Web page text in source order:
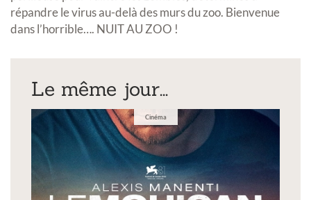
répandre le virus au-delà des murs du zoo. Bienvenue
dans l’horrible…. NUIT AU ZOO !
Le même jour...
Cinéma